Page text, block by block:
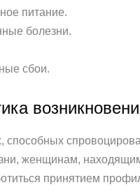
питание.
болезни.
сбои.
способных
женщинам,
принятием